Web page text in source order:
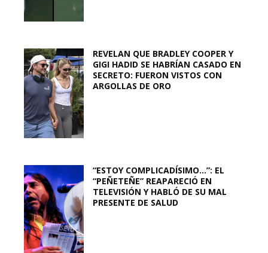
REVELAN QUE BRADLEY COOPER Y
GIGI HADID SE HABRÍAN CASADO EN
SECRETO: FUERON VISTOS CON
ARGOLLAS DE ORO
“ESTOY COMPLICADÍSIMO…”: EL
“PEÑETEÑE” REAPARECIÓ EN
TELEVISIÓN Y HABLÓ DE SU MAL
PRESENTE DE SALUD